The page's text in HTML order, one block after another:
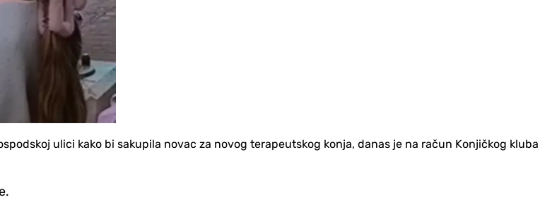
ulici kako bi sakupila novac za novog terapeutskog konja, danas je na račun Konjičkog kluba